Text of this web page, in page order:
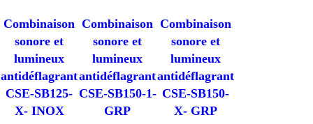
Combinaison
sonore et
lumineux
antidéflagrant
CSE-SB125-
X- INOX
Combinaison
sonore et
lumineux
antidéflagrant
CSE-SB150-1-
GRP
Combinaison
sonore et
lumineux
antidéflagrant
CSE-SB150-
X- GRP